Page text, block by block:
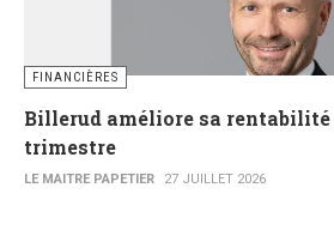
FINANCIÈRES
Billerud améliore sa rentabilité
trimestre
LE MAITRE PAPETIER 27 JUILLET 2026